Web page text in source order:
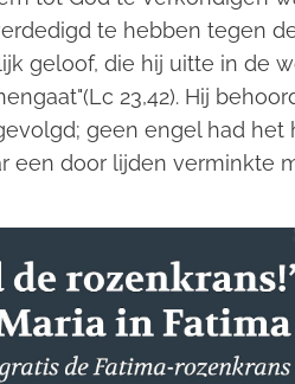
te hebben tegen
geloof, die hij uitte in de
23,42). Hij
geen engel had het
een door lijden verminkte